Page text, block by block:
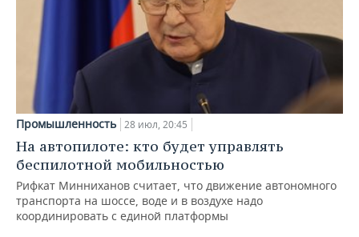
Промышленность 28 июл, 20:45
На автопилоте: кто будет управлять
беспилотной мобильностью
Рифкат Минниханов считает, что движение автономного
транспорта на шоссе, воде и в воздухе надо
координировать с единой платформы